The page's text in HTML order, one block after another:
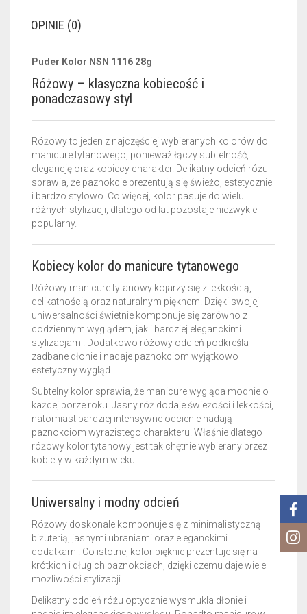
OPINIE (0)
Puder Kolor NSN 1116 28g
Różowy – klasyczna kobiecość i
ponadczasowy styl
Różowy to jeden z najczęściej wybieranych kolorów do
manicure tytanowego, ponieważ łączy subtelność,
elegancję oraz kobiecy charakter. Delikatny odcień różu
sprawia, że paznokcie prezentują się świeżo, estetycznie
i bardzo stylowo. Co więcej, kolor pasuje do wielu
różnych stylizacji, dlatego od lat pozostaje niezwykle
popularny.
Kobiecy kolor do manicure tytanowego
Różowy manicure tytanowy kojarzy się z lekkością,
delikatnością oraz naturalnym pięknem. Dzięki swojej
uniwersalności świetnie komponuje się zarówno z
codziennym wyglądem, jak i bardziej eleganckimi
stylizacjami. Dodatkowo różowy odcień podkreśla
zadbane dłonie i nadaje paznokciom wyjątkowo
estetyczny wygląd.
Subtelny kolor sprawia, że manicure wygląda modnie o
każdej porze roku. Jasny róż dodaje świeżości i lekkości,
natomiast bardziej intensywne odcienie nadają
paznokciom wyrazistego charakteru. Właśnie dlatego
różowy kolor tytanowy jest tak chętnie wybierany przez
kobiety w każdym wieku.
Uniwersalny i modny odcień
Różowy doskonale komponuje się z minimalistyczną
biżuterią, jasnymi ubraniami oraz eleganckimi
dodatkami. Co istotne, kolor pięknie prezentuje się na
krótkich i długich paznokciach, dzięki czemu daje wiele
możliwości stylizacji.
Delikatny odcień różu optycznie wysmukla dłonie i